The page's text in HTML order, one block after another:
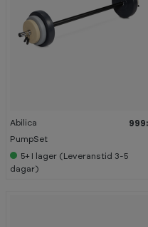
Abilica
PumpSet
5+ I lager (Leveranstid 3-5
dagar)